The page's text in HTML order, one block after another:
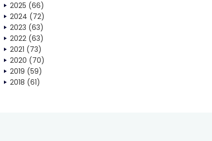
2025 (66)
2024 (72)
2023 (63)
2022 (63)
2021 (73)
2020 (70)
2019 (59)
2018 (61)